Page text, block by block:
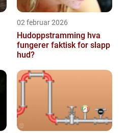
02 februar 2026
Hudoppstramming hva
fungerer faktisk for slapp
hud?